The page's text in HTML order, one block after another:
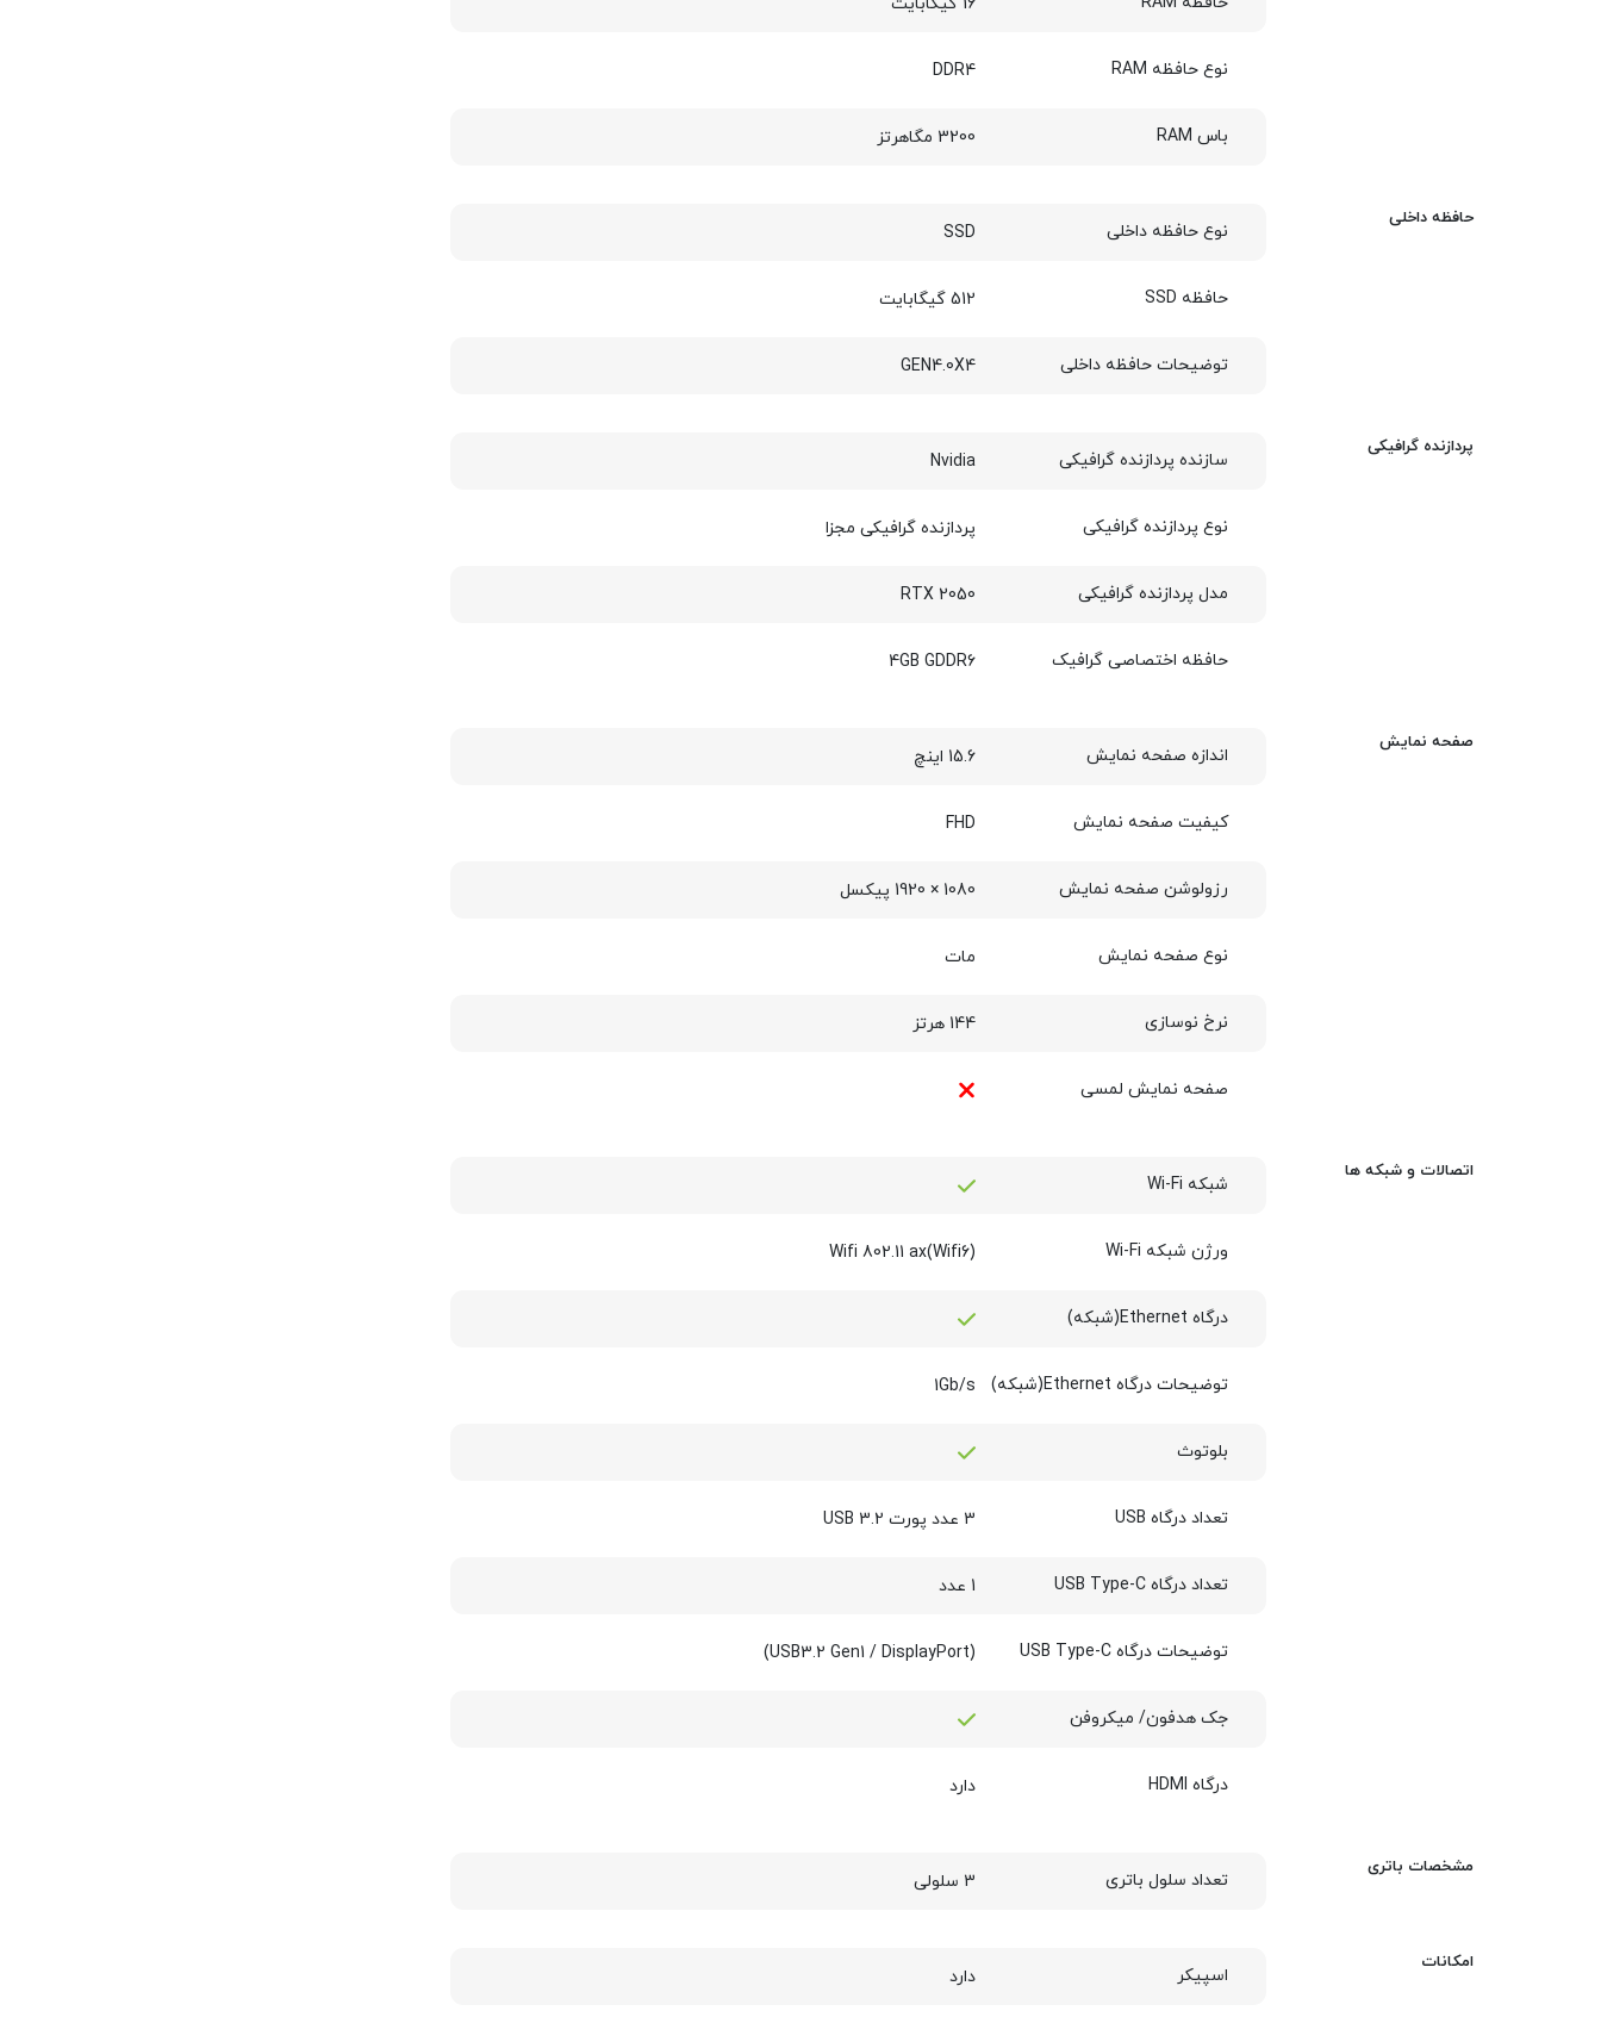
نوع حافظه RAM DDR4
باس RAM 3200 مگاهرتز
حافظه داخلی
نوع حافظه داخلی SSD
حافظه SSD 512 گیگابایت
توضیحات حافظه داخلی GEN4.0X4
پردازنده گرافیکی
سازنده پردازنده گرافیکی Nvidia
نوع پردازنده گرافیکی پردازنده گرافیکی مجزا
مدل پردازنده گرافیکی RTX 2050
حافظه اختصاصی گرافیک 4GB GDDR6
صفحه نمایش
اندازه صفحه نمایش 15.6 اینچ
کیفیت صفحه نمایش FHD
رزولوشن صفحه نمایش 1080 × 1920 پیکسل
نوع صفحه نمایش مات
نرخ نوسازی 144 هرتز
صفحه نمایش لمسی
اتصالات و شبکه ها
شبکه Wi-Fi
ورژن شبکه Wi-Fi Wifi 802.11 ax(Wifi6)
درگاه Ethernet(شبکه)
توضیحات درگاه Ethernet(شبکه) 1Gb/s
بلوتوث
تعداد درگاه USB 3 عدد پورت USB 3.2
تعداد درگاه USB Type-C 1 عدد
توضیحات درگاه USB Type-C (USB3.2 Gen1 / DisplayPort)
جک هدفون/ میکروفن
درگاه HDMI دارد
مشخصات باتری
تعداد سلول باتری 3 سلولی
امکانات
اسپیکر دارد